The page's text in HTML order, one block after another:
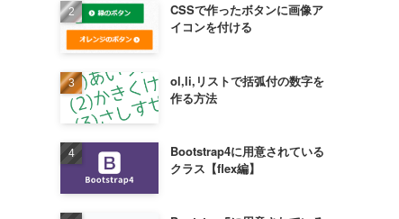
CSSで作ったボタンに画像ア
イコンを付ける
ol,li,リストで括弧付の数字を
作る方法
Bootstrap4に用意されている
クラス【flex編】